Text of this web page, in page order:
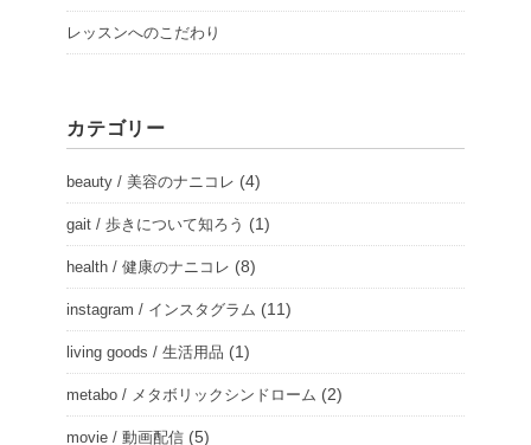
レッスンへのこだわり
カテゴリー
beauty / 美容のナニコレ (4)
gait / 歩きについて知ろう (1)
health / 健康のナニコレ (8)
instagram / インスタグラム (11)
living goods / 生活用品 (1)
metabo / メタボリックシンドローム (2)
movie / 動画配信 (5)